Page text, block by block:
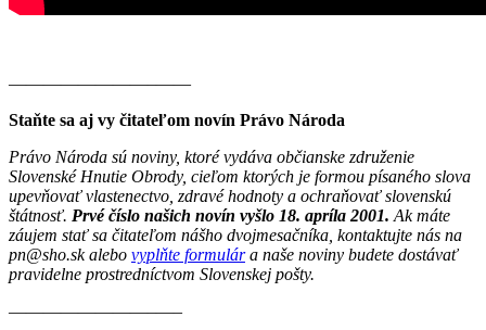
————————–——
Staňte sa aj vy čitateľom novín Právo Národa
Právo Národa sú noviny, ktoré vydáva občianske združenie
Slovenské Hnutie Obrody, cieľom ktorých je formou písaného slova
upevňovať vlastenectvo, zdravé hodnoty a ochraňovať slovenskú
štátnosť. Prvé číslo našich novín vyšlo 18. apríla 2001. Ak máte
záujem stať sa čitateľom nášho dvojmesačníka, kontaktujte nás na
pn@sho.sk alebo vyplňte formulára naše noviny budete dostávať
pravidelne prostredníctvom Slovenskej pošty.
————————–—–